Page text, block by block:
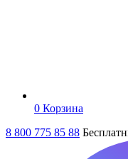
0 Корзина
8 800 775 85 88